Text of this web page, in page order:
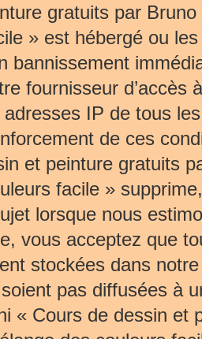
gratuits par
» est hébergé ou
bannissement
fournisseur d’accès
IP de tous
de ces
et peinture gratuits
facile »
lorsque nous
vous acceptez que
stockées dans
pas diffusées à
« Cours de dessin et